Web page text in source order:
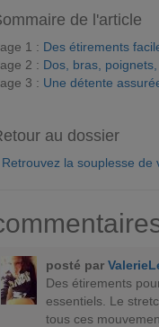
de l'article
1 : Des étirements
2 : Dos, bras,
3 : Une détente
au dossier
Retrouvez la souplesse de
posté par
Des étirements
essentiels. Le
tous ces